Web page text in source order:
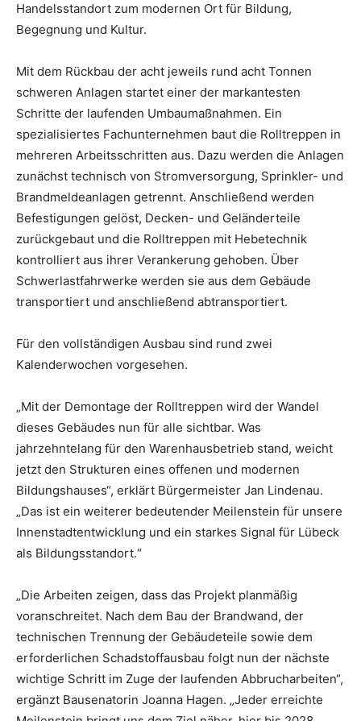
Handelsstandort zum modernen Ort für Bildung,
Begegnung und Kultur.
Mit dem Rückbau der acht jeweils rund acht Tonnen
schweren Anlagen startet einer der markantesten
Schritte der laufenden Umbaumaßnahmen. Ein
spezialisiertes Fachunternehmen baut die Rolltreppen in
mehreren Arbeitsschritten aus. Dazu werden die Anlagen
zunächst technisch von Stromversorgung, Sprinkler- und
Brandmeldeanlagen getrennt. Anschließend werden
Befestigungen gelöst, Decken- und Geländerteile
zurückgebaut und die Rolltreppen mit Hebetechnik
kontrolliert aus ihrer Verankerung gehoben. Über
Schwerlastfahrwerke werden sie aus dem Gebäude
transportiert und anschließend abtransportiert.
Für den vollständigen Ausbau sind rund zwei
Kalenderwochen vorgesehen.
„Mit der Demontage der Rolltreppen wird der Wandel
dieses Gebäudes nun für alle sichtbar. Was
jahrzehntelang für den Warenhausbetrieb stand, weicht
jetzt den Strukturen eines offenen und modernen
Bildungshauses“, erklärt Bürgermeister Jan Lindenau.
„Das ist ein weiterer bedeutender Meilenstein für unsere
Innenstadtentwicklung und ein starkes Signal für Lübeck
als Bildungsstandort.“
„Die Arbeiten zeigen, dass das Projekt planmäßig
voranschreitet. Nach dem Bau der Brandwand, der
technischen Trennung der Gebäudeteile sowie dem
erforderlichen Schadstoffausbau folgt nun der nächste
wichtige Schritt im Zuge der laufenden Abbrucharbeiten“,
ergänzt Bausenatorin Joanna Hagen. „Jeder erreichte